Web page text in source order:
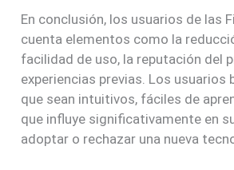
En conclusión, los usuarios de las
cuenta elementos como la
facilidad de uso, la reputación del
experiencias previas. Los usuarios
que sean intuitivos, fáciles de
que influye significativamente en
adoptar o rechazar una nueva